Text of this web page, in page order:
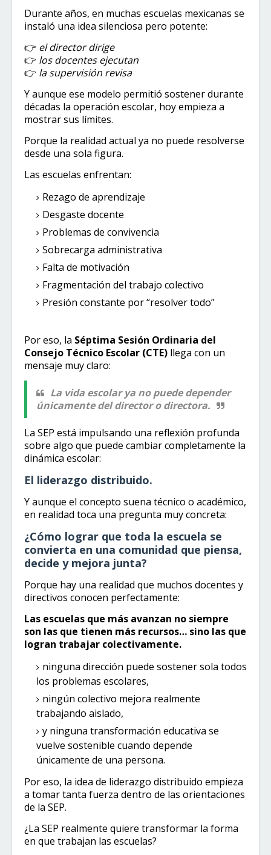
Durante años, en muchas escuelas mexicanas se
instaló una idea silenciosa pero potente:
👉 el director dirige
👉 los docentes ejecutan
👉 la supervisión revisa
Y aunque ese modelo permitió sostener durante
décadas la operación escolar, hoy empieza a
mostrar sus límites.
Porque la realidad actual ya no puede resolverse
desde una sola figura.
Las escuelas enfrentan:
Rezago de aprendizaje
Desgaste docente
Problemas de convivencia
Sobrecarga administrativa
Falta de motivación
Fragmentación del trabajo colectivo
Presión constante por “resolver todo”
Por eso, la Séptima Sesión Ordinaria del
Consejo Técnico Escolar (CTE) llega con un
mensaje muy claro:
La vida escolar ya no puede depender
únicamente del director o directora.
La SEP está impulsando una reflexión profunda
sobre algo que puede cambiar completamente la
dinámica escolar:
El liderazgo distribuido.
Y aunque el concepto suena técnico o académico,
en realidad toca una pregunta muy concreta:
¿Cómo lograr que toda la escuela se
convierta en una comunidad que piensa,
decide y mejora junta?
Porque hay una realidad que muchos docentes y
directivos conocen perfectamente:
Las escuelas que más avanzan no siempre
son las que tienen más recursos… sino las que
logran trabajar colectivamente.
ninguna dirección puede sostener sola todos
los problemas escolares,
ningún colectivo mejora realmente
trabajando aislado,
y ninguna transformación educativa se
vuelve sostenible cuando depende
únicamente de una persona.
Por eso, la idea de liderazgo distribuido empieza
a tomar tanta fuerza dentro de las orientaciones
de la SEP.
¿La SEP realmente quiere transformar la forma
en que trabajan las escuelas?